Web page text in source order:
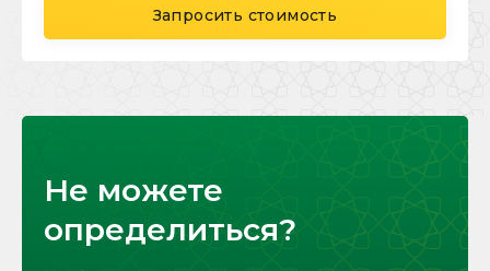
Запросить стоимость
Не можете
определиться?